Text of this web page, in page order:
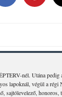
nél. Utána
lapoknál, végül a régi
sajtólevelező, honoros,